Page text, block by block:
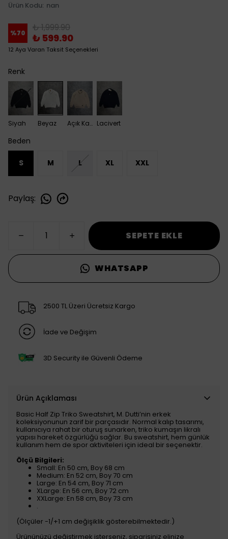
Ürün Kodu: nan
%70 ₺ 1,999.90
₺ 599.90
12 Aya Varan Taksit Seçenekleri
Renk
Siyah Beyaz Açık Kahve Lacivert
Beden
S M L XL XXL
Paylaş:
SEPETE EKLE
WHATSAPP
2500 TL Üzeri Ücretsiz Kargo
İade ve Değişim
3D Security ile Güvenli Ödeme
Ürün Açıklaması
Basic Half Zip Triko Sweatshirt, M. Dutti’nin erkek
koleksiyonunun zarif bir parçasıdır. Normal kalıp tasarımı,
kullanıcıya rahat bir oturuş sunarken, triko kumaşın likralı
yapısı hareket özgürlüğü sağlar. Bu sweatshirt, hem günlük
kullanım hem de spor aktiviteleri için ideal bir seçenektir.
Ölçü Bilgileri:
Small: En 50 cm, Boy 68 cm
Medium: En 52 cm, Boy 70 cm
Large: En 54 cm, Boy 71 cm
XLarge: En 56 cm, Boy 72 cm
XXLarge: En 58 cm, Boy 73 cm
.
(Ölçüler -1/+1 cm değişiklik gösterebilmektedir.)
Ürününüzü değiştirmek isterseniz, siparişiniz elinize